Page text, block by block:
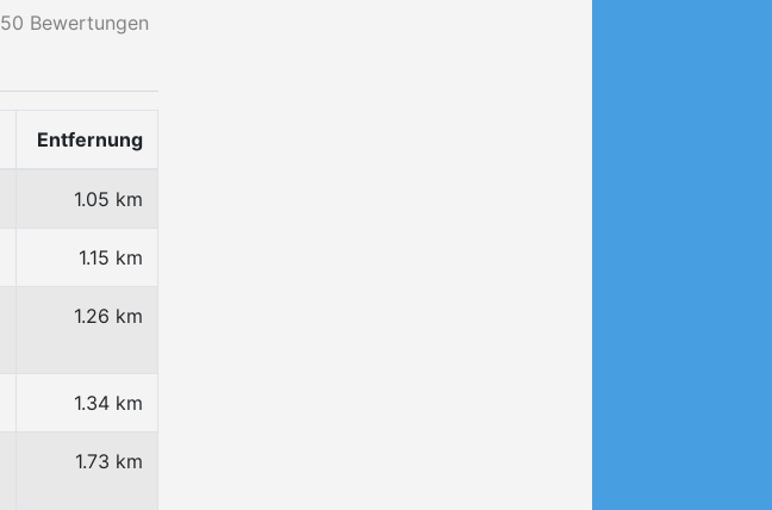
50 Bewertungen
Entfernung
1.05 km
1.15 km
1.26 km
1.34 km
1.73 km